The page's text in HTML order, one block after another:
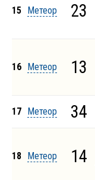
15 Метеор 23
16 Метеор 13
17 Метеор 34
18 Метеор 14